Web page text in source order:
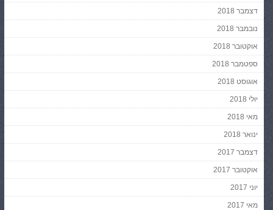
דצמבר 2018
נובמבר 2018
אוקטובר 2018
ספטמבר 2018
אוגוסט 2018
יולי 2018
מאי 2018
ינואר 2018
דצמבר 2017
אוקטובר 2017
יוני 2017
מאי 2017